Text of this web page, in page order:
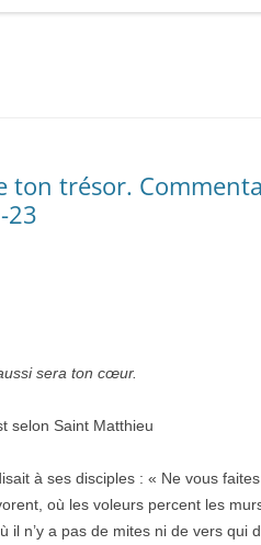
ton trésor.
23
sera ton cœur.
selon Saint Matthieu
à ses disciples : « Ne vous
où les voleurs percent les
il n’y a pas de mites ni de vers qui